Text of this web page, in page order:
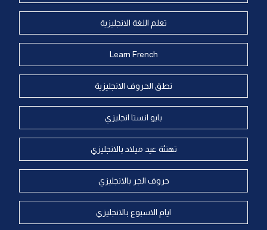
تعلم اللغة الانجليزية
Learn French
نطق الحروف الانجليزية
بايو انستا انجليزي
تهنئة عيد ميلاد بالانجليزي
حروف الجر بالانجليزي
ايام الاسبوع بالانجليزي